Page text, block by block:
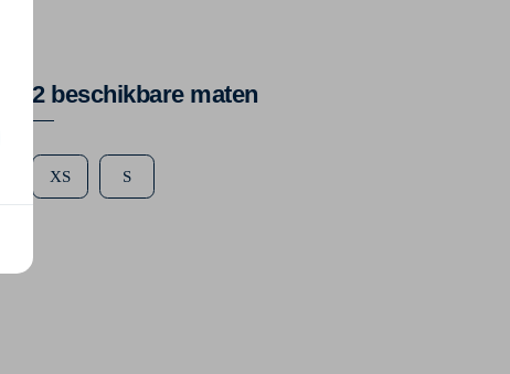
2 beschikbare maten
XS S